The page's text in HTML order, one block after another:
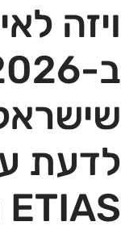
ויזה
לדעת